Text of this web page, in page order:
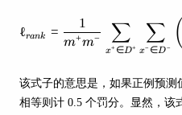
ℓrank =
m+m−
1
x+ ∈D+
∑
x− ∈D−
∑ (
该式子的意思是，如果正例预
相等则计 0.5 个罚分。显然，该